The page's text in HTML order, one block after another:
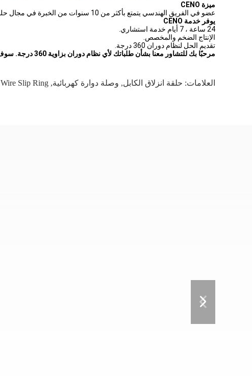
ميزة CENO
عضو في الفريق الهندسي يتمتع بأكثر من 10 سنوات من الخبرة في مجال حلقة الانزلاق. يعمل جميع المشغلين على إجراء العمليات الحرجة بالتدريب الداخلي.
يوفر خدمة CENO
24 ساعة ، 7 أيام خدمة استشاري.
الإنتاج الضخم والمخصص.
تقديم الحل لنظام دوران 360 درجة.
مرحبًا بك للتشاور معنا بشأن طلباتك لأي نظام دوران بزاوية 360 درجة. سوف نقدم لك خدمة الشباك الواحد للرد على استفساراتك في الوقت المناسب.
العلامات: حلقة انزلاق الكابل, وصلة دوارة كهربائية,
Wire Slip Ring